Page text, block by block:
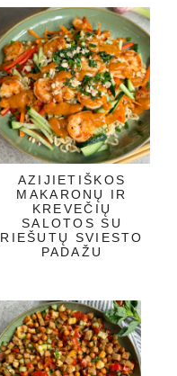
AZIJIETIŠKOS
MAKARONŲ IR
KREVEČIŲ
SALOTOS SU
RIEŠUTŲ SVIESTO
PADAŽU